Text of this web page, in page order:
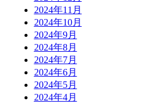
2024年11月
2024年10月
2024年9月
2024年8月
2024年7月
2024年6月
2024年5月
2024年4月